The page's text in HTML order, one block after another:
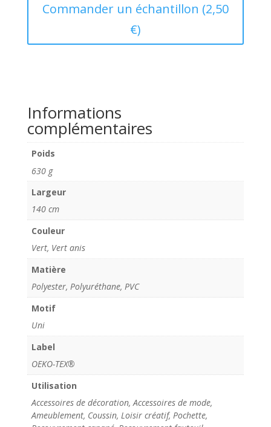
Commander un échantillon (2,50
€)
Informations
complémentaires
Poids
630 g
Largeur
140 cm
Couleur
Vert, Vert anis
Matière
Polyester, Polyuréthane, PVC
Motif
Uni
Label
OEKO-TEX®
Utilisation
Accessoires de décoration, Accessoires de mode,
Ameublement, Coussin, Loisir créatif, Pochette,